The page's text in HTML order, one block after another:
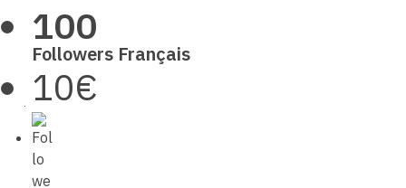
100
Followers Français
10€